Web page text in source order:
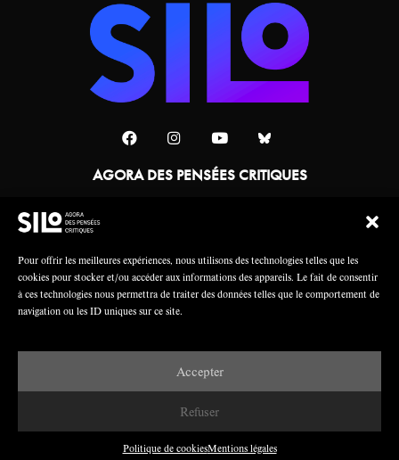
Pour offrir les meilleures expériences, nous utilisons des technologies telles que les
cookies pour stocker et/ou accéder aux informations des appareils. Le fait de consentir
à ces technologies nous permettra de traiter des données telles que le comportement de
navigation ou les ID uniques sur ce site.
Accepter
Refuser
Politique de cookiesMentions légales
AGORA DES PENSÉES CRITIQUES